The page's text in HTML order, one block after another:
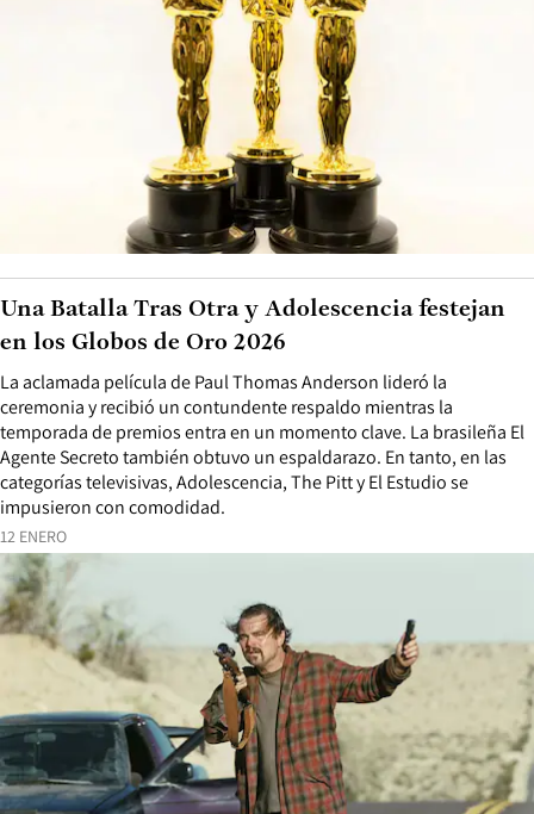
12 ENERO
La aclamada película de Paul Thomas Anderson lideró la
ceremonia y recibió un contundente respaldo mientras la
temporada de premios entra en un momento clave. La brasileña El
Agente Secreto también obtuvo un espaldarazo. En tanto, en las
categorías televisivas, Adolescencia, The Pitt y El Estudio se
impusieron con comodidad.
Una Batalla Tras Otra y Adolescencia festejan
en los Globos de Oro 2026